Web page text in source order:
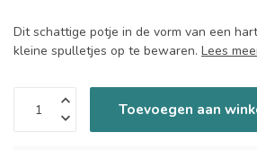
Dit schattige potje in de vorm van een
kleine spulletjes op te bewaren. Lees
Toevoegen aan